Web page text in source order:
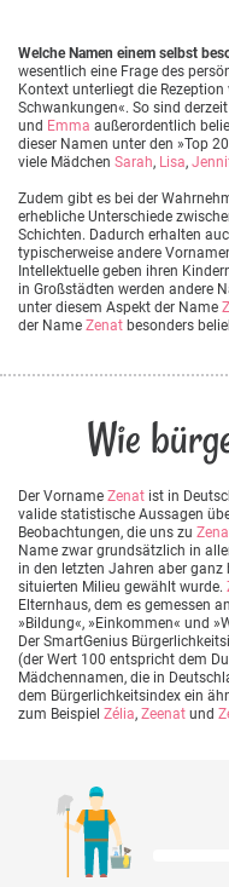
Welche Namen einem selbst
wesentlich eine Frage des
Kontext unterliegt die
Schwankungen«. So sind
und Emma außerordentlich
dieser Namen unter den »Top
viele Mädchen Sarah, Lisa,
Zudem gibt es bei der
erhebliche Unterschiede
Schichten. Dadurch erhalten
typischerweise andere
Intellektuelle geben ihren
in Großstädten werden andere
unter diesem Aspekt der Name
der Name Zenat besonders
Wie
Der Vorname Zenat ist in
valide statistische Aussagen
Beobachtungen, die uns zu
Name zwar grundsätzlich in
in den letzten Jahren aber
situierten Milieu gewählt wurde.
Elternhaus, dem es gemessen
»Bildung«, »Einkommen« und
Der SmartGenius
(der Wert 100 entspricht dem
Mädchennamen, die in
dem Bürgerlichkeitsindex ein
zum Beispiel Zélia, Zeenat und